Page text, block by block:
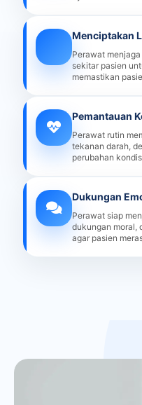
Menciptakan
Perawat
sekitar pasien
memastikan
Pemantauan
Perawat rutin
tekanan darah,
perubahan
Dukungan
Perawat siap
dukungan moral,
agar pasien